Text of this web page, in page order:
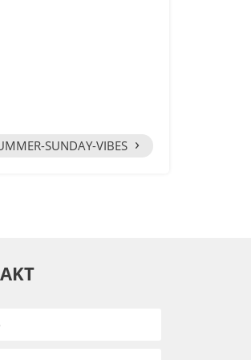
SUNDAY-VIBES ›